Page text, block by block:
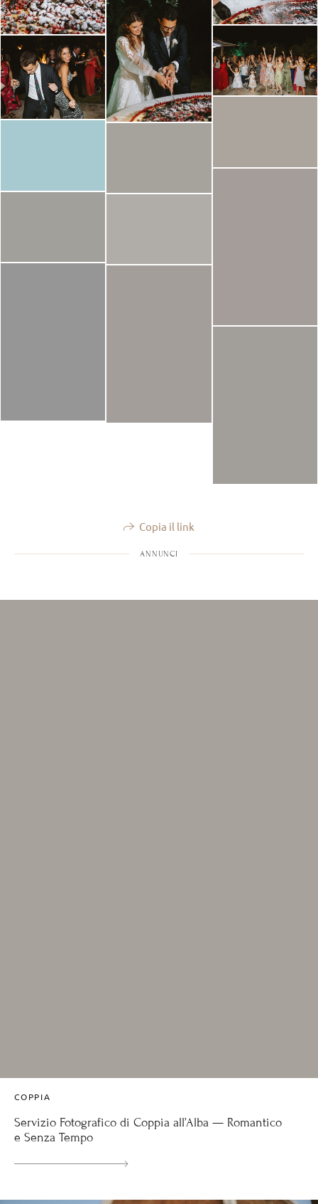
Copia il link
ANNUNCI
COPPIA
Servizio Fotografico di Coppia all’Alba — Romantico
e Senza Tempo